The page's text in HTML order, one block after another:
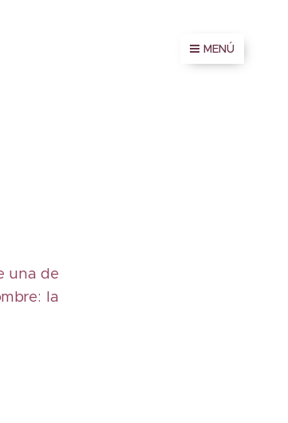
MENÚ
una de
la